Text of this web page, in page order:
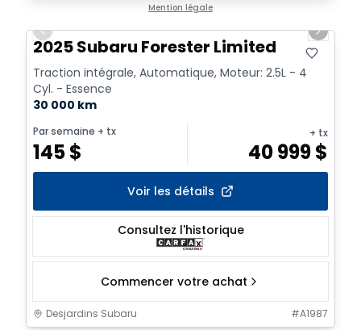
Mention légale
Previous slide
Next
2025 Subaru Forester Limited
Traction intégrale, Automatique, Moteur: 2.5L - 4
Cyl. - Essence
30 000 km
Par semaine + tx
145$
+ tx
40 999$
Voir les détails
Consultez l'historique
Commencer votre achat
Desjardins Subaru #A1987